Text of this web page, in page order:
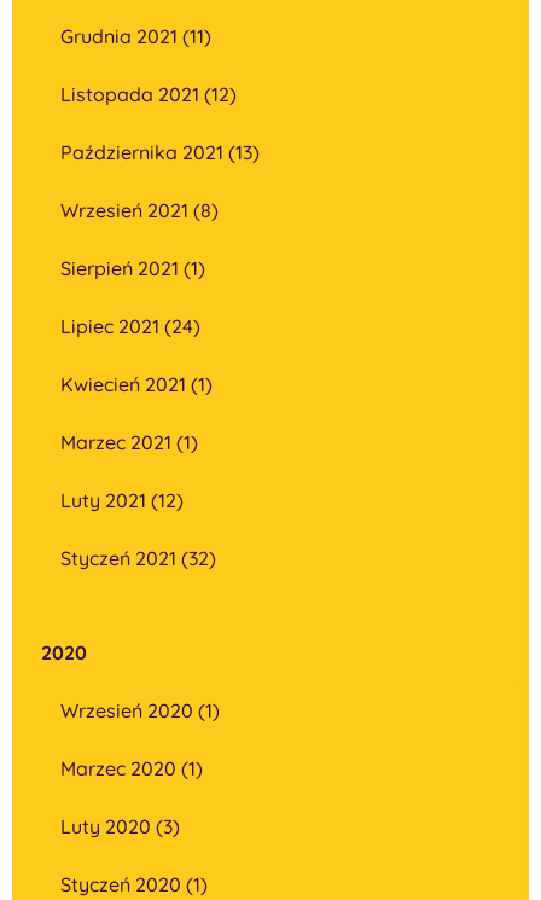
Grudnia 2021 (11)
Listopada 2021 (12)
Października 2021 (13)
Wrzesień 2021 (8)
Sierpień 2021 (1)
Lipiec 2021 (24)
Kwiecień 2021 (1)
Marzec 2021 (1)
Luty 2021 (12)
Styczeń 2021 (32)
2020
Wrzesień 2020 (1)
Marzec 2020 (1)
Luty 2020 (3)
Styczeń 2020 (1)